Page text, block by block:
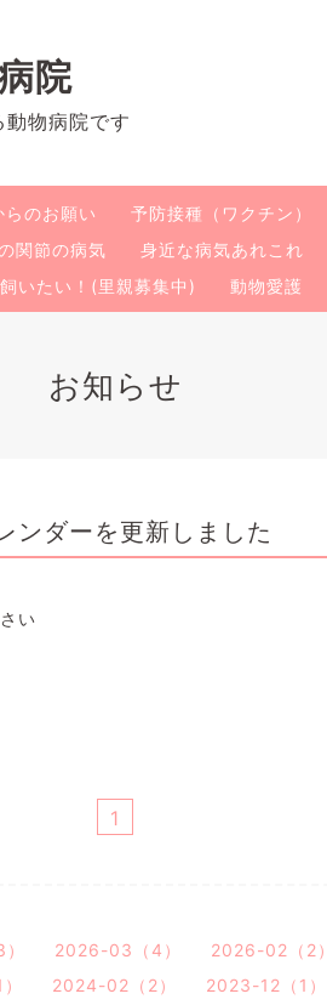
院
物病院です
らのお願い 予防接種（ワクチン）
関節の病気 身近な病気あれこれ
いたい！(里親募集中)
動物愛護
お知らせ
ンダーを更新しました
い
1
2026-03（4） 2026-02（2）
2024-02（2） 2023-12（1）